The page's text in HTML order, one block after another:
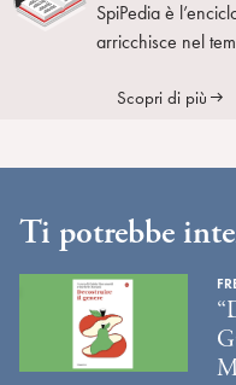
SpiPedia è
arricchisce nel
Scopri di più
Ti potrebbe